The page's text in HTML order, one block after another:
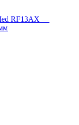
RF13AX —